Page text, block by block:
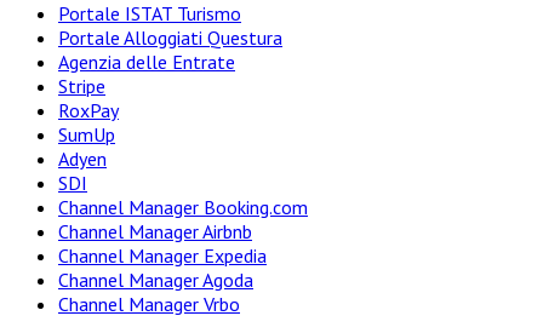
Portale ISTAT Turismo
Portale Alloggiati Questura
Agenzia delle Entrate
Stripe
RoxPay
SumUp
Adyen
SDI
Channel Manager Booking.com
Channel Manager Airbnb
Channel Manager Expedia
Channel Manager Agoda
Channel Manager Vrbo